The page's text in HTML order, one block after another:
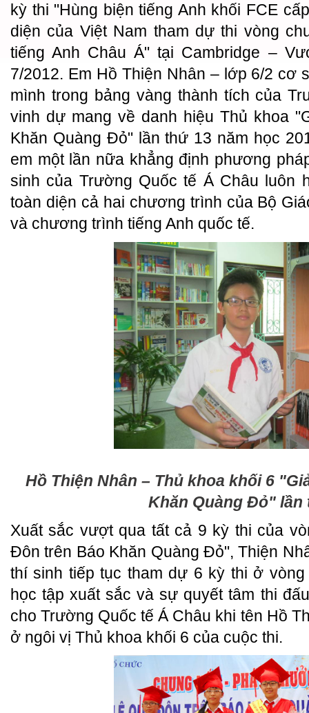
kỳ thi "Hùng biện tiếng Anh khối FCE
diện của Việt Nam tham dự thi vòng
tiếng Anh Châu Á" tại Cambridge –
7/2012. Em Hồ Thiện Nhân – lớp 6/2 cơ
mình trong bảng vàng thành tích của
vinh dự mang về danh hiệu Thủ khoa
Khăn Quàng Đỏ" lần thứ 13 năm học
em một lần nữa khẳng định phương
sinh của Trường Quốc tế Á Châu luôn
toàn diện cả hai chương trình của Bộ
và chương trình tiếng Anh quốc tế.
Hồ Thiện Nhân – Thủ khoa khối 6
Khăn Quàng Đỏ" lần
Xuất sắc vượt qua tất cả 9 kỳ thi của
Đôn trên Báo Khăn Quàng Đỏ", Thiện
thí sinh tiếp tục tham dự 6 kỳ thi ở
học tập xuất sắc và sự quyết tâm thi
cho Trường Quốc tế Á Châu khi tên Hồ
ở ngôi vị Thủ khoa khối 6 của cuộc thi.